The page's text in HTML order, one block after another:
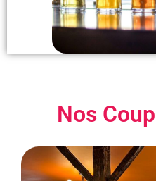
Nos